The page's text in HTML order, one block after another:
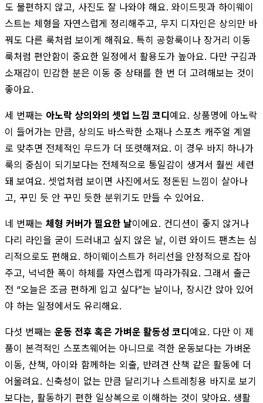
도 불편하지 않고, 사진도 잘 나와야 해요. 와이드핏과 하이웨이
스트는 체형을 자연스럽게 정리해주고, 무지 디자인은 상의만 바
꿔도 다른 룩처럼 보이게 해줘요. 특히 공항룩이나 장거리 이동
룩처럼 편안함이 중요한 일정에서 활용도가 높아요. 다만 구김과
소재감이 민감한 분은 이동 중 상태를 한 번 더 고려해보는 것이
좋아요.
세 번째는 아노락 상의와의 셋업 느낌 코디 예요. 상품명에 아노락
이 들어가는 만큼, 상의도 바스락한 소재나 스포츠 캐주얼 계열
로 맞추면 전체적인 무드가 더 또렷해져요. 이 경우 바지 하나가
룩의 중심이 되기보다는 전체적으로 통일감이 생겨서 훨씬 세련
돼 보여요. 셋업처럼 보이면 사진에서도 정돈된 느낌이 살아나
고, 꾸민 듯 안 꾸민 듯한 분위기도 만들 수 있어요.
네 번째는 체형 커버가 필요한 날이에요. 컨디션이 좋지 않거나
다리 라인을 굳이 드러내고 싶지 않은 날, 이런 와이드 팬츠는 심
리적으로도 편해요. 하이웨이스트가 허리선을 안정적으로 잡아
주고, 넉넉한 폭이 하체를 자연스럽게 따라가줘요. 그래서 출근
전 “오늘은 조금 편하게 입고 싶다”는 날이나, 장시간 앉아 있어
야 하는 일정에서도 유리해요.
다섯 번째는 운동 전후 혹은 가벼운 활동성 코디 예요. 다만 이 제
품이 본격적인 스포츠웨어는 아니므로 격한 운동보다는 가벼운
이동, 산책, 아이와 함께하는 외출, 반려견 산책 같은 활동에 더
어울려요. 신축성이 없는 만큼 달리기나 스트레칭용 바지로 보기
보다는, 활동하기 편한 일상복으로 이해하는 것이 맞아요. 생활